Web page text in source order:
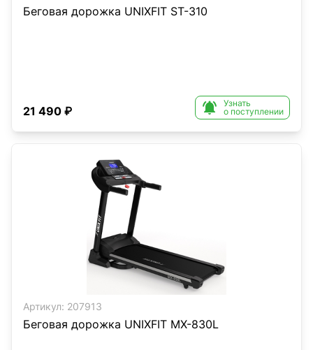
Беговая дорожка UNIXFIT ST-310
21 490 ₽ 
Узнать
о поступлении
Артикул: 207913
Беговая дорожка UNIXFIT MX-830L